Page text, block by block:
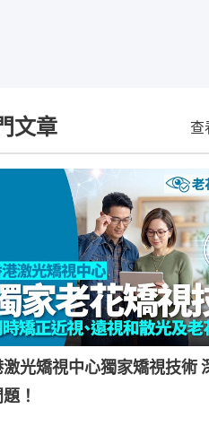
文章 查
光矯視中心獨家矯視技術
！